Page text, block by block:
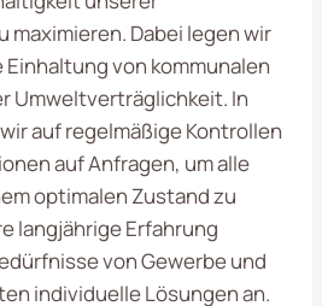
Dabei legen wir
von kommunalen
Umweltverträglichkeit. In
auf regelmäßige Kontrollen
auf Anfragen, um alle
optimalen Zustand zu
langjährige Erfahrung
von Gewerbe und
individuelle Lösungen an.